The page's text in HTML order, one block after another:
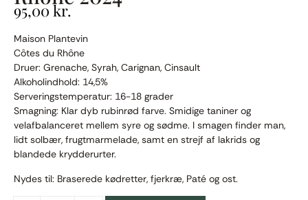
95,00kr.
Maison Plantevin
Côtes du Rhône
Druer: Grenache, Syrah, Carignan, Cinsault
Alkoholindhold: 14,5%
Serveringstemperatur: 16-18 grader
Smagning: Klar dyb rubinrød farve. Smidige taniner og
velafbalanceret mellem syre og sødme. I smagen finder man,
lidt solbær, frugtmarmelade, samt en strejf af lakrids og
blandede krydderurter.
Nydes til: Braserede kødretter, fjerkræ, Paté og ost.